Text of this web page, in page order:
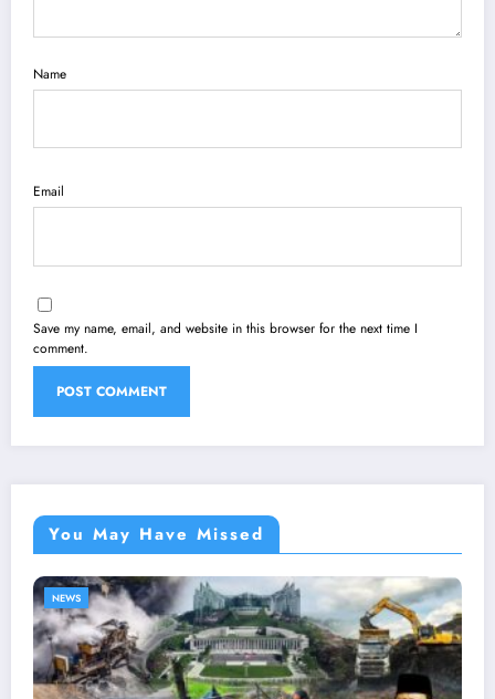
Name
Email
Save my name, email, and website in this browser for the next time I
comment.
You May Have Missed
NEWS